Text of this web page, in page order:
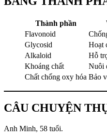
Thành phần
Flavonoid
Glycosid
Hoạt
Alkaloid
Hỗ
Khoáng chất
Nuôi
Chất chống oxy hóa Bảo
CÂU CHUYỆN
Anh Minh, 58 tuổi.